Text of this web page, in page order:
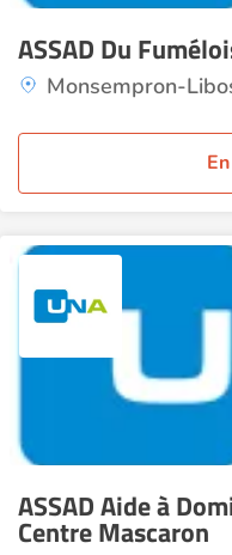
ASSAD Du
Monsempron-
ASSAD Aide à
Centre Mascaron